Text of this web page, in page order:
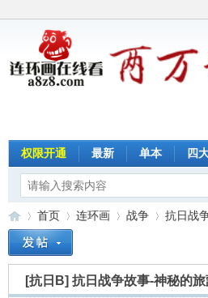
权限开通 最新 单本 四
»
首页
›
连环画
›
战争
›
抗日战
[抗日B] 抗日战争故事-神秘的